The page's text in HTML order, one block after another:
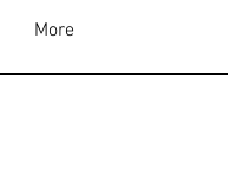
More